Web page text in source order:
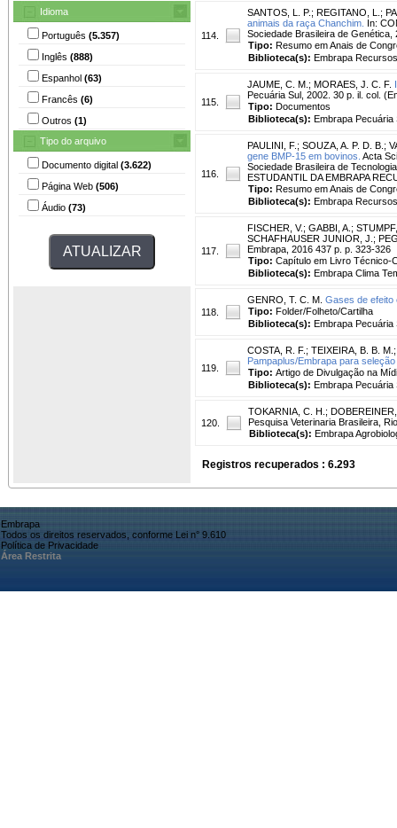
Idioma
Português (5.357)
Inglês (888)
Espanhol (63)
Francês (6)
Outros (1)
Tipo do arquivo
Documento digital (3.622)
Página Web (506)
Áudio (73)
114.
SANTOS, L. P. ; REGITANO, L. ;
animais da raça Chanchim. In:
Sociedade Brasileira de Genética,
Tipo: Resumo em Anais de
Biblioteca(s): Embrapa
115.
JAUME, C. M. ; MORAES, J. C. F.
Pecuária Sul, 2002. 30 p. il. col.
Tipo: Documentos
Biblioteca(s): Embrapa Pecuária
116.
PAULINI, F. ; SOUZA, A. P. D. B. ;
gene BMP-15 em bovinos. Acta
Sociedade Brasileira de
ESTUDANTIL DA EMBRAPA
Tipo: Resumo em Anais de
Biblioteca(s): Embrapa
117.
FISCHER, V.; GABBI, A. ;
SCHAFHAUSER JUNIOR, J.;
Embrapa, 2016 437 p. p. 323-326
Tipo: Capítulo em Livro Técnico-
Biblioteca(s): Embrapa Clima
118.
GENRO, T. C. M. Gases de efeito
Tipo: Folder/Folheto/Cartilha
Biblioteca(s): Embrapa Pecuária
119.
COSTA, R. F. ; TEIXEIRA, B. B. M.
Pampaplus/Embrapa para
Tipo: Artigo de Divulgação na
Biblioteca(s): Embrapa Pecuária
120.
TOKARNIA, C. H. ;
Pesquisa Veterinaria Brasileira,
Biblioteca(s): Embrapa
Registros recuperados : 6.293
Embrapa
Todos os direitos reservados, conforme Lei n° 9.610
Política de Privacidade
Área Restrita